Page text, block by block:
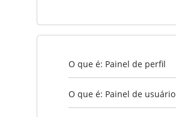
O que é: Painel de perfil
O que é: Painel de usuário